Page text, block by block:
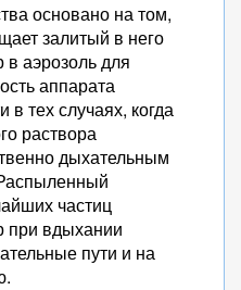
основано на том,
залитый в него
в аэрозоль для
аппарата
в тех случаях, когда
раствора
дыхательным
частиц
при вдыхании
пути и на